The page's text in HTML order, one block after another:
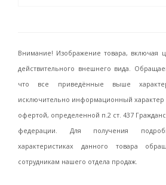
Внимание! Изображение товара, включая
действительного внешнего вида.
что все приведённые выше
исключительно информационный характер
офертой, определенной п.2 ст. 437
федерации. Для получения
характеристиках данного товара
сотрудникам нашего отдела продаж.